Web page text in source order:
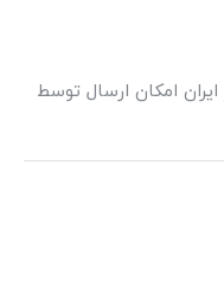
امکان ارسال توسط